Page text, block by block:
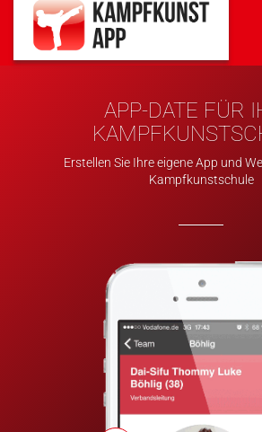
APP-DATE FÜR
Erstellen Sie Ihre eigene App und
Kampfkunstschule